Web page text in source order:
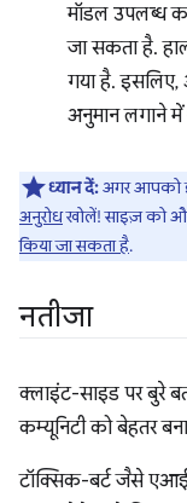
मॉडल उपलब्ध
जा सकता है.
गया है.
अनुमान लगाने में
ध्यान दें:अगर आपको
अनुरोधखोलें! साइज़ को
किया जा सकता है.
नतीजा
क्लाइंट-साइड पर बुरे
कम्यूनिटी को बेहतर
टॉक्सिक-बर्ट जैसे